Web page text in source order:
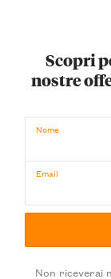
Scopri
nostre
Nome
Email
Non riceverai